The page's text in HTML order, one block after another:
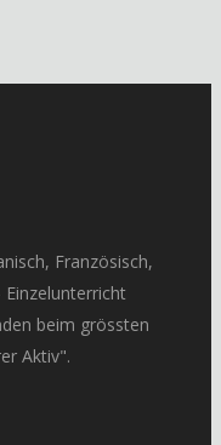
Französisch,
Einzelunterricht
beim grössten
Aktiv".